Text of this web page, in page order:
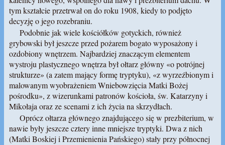
tym kształcie przetrwał on do roku 1908, kiedy to podjęto
decyzję o jego rozebraniu.
Podobnie jak wiele kościółków gotyckich, również
grybowski był jeszcze przed pożarem bogato wyposażony i
ozdobiony wnętrzem. Najbardziej znaczącym elementem
wystroju plastycznego wnętrza był ołtarz główny «o potrójnej
strukturze» (a zatem mający formę tryptyku), «z wyrzeźbionym i
malowanym wyobrażeniem Wniebowzięcia Matki Bożej
pośrodku», z wizerunkami patronów kościoła, św. Katarzyny i
Mikołaja oraz ze scenami z ich życia na skrzydłach.
Oprócz ołtarza głównego znajdującego się w prezbiterium, w
nawie były jeszcze cztery inne mniejsze tryptyki. Dwa z nich
(Matki Boskiej i Przemienienia Pańskiego) stały przy północnej